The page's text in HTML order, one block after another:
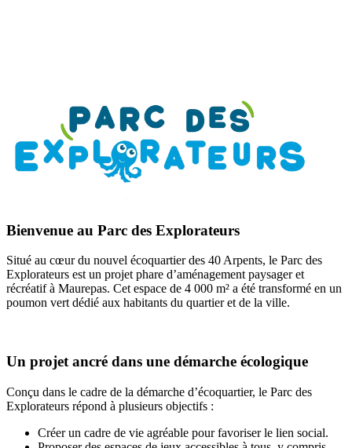
Bienvenue au Parc des Explorateurs
Situé au cœur du nouvel écoquartier des 40 Arpents, le Parc des
Explorateurs est un projet phare d’aménagement paysager et
récréatif à Maurepas. Cet espace de 4 000 m² a été transformé en un
poumon vert dédié aux habitants du quartier et de la ville.
Un projet ancré dans une démarche écologique
Conçu dans le cadre de la démarche d’écoquartier, le Parc des
Explorateurs répond à plusieurs objectifs :
Créer un cadre de vie agréable pour favoriser le lien social.